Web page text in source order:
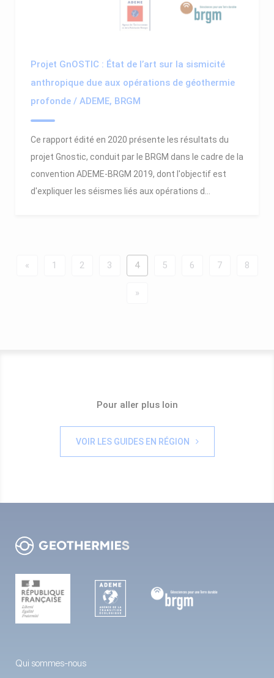
Projet GnOSTIC : État de l’art sur la sismicité
anthropique due aux opérations de géothermie
profonde / ADEME, BRGM
Ce rapport édité en 2020 présente les résultats du
projet Gnostic, conduit par le BRGM dans le cadre de la
convention ADEME-BRGM 2019, dont l'objectif est
d'expliquer les séismes liés aux opérations d...
« 1 2 3 4 5 6 7 8
»
Pour aller plus loin
VOIR LES GUIDES EN RÉGION
Qui sommes-nous